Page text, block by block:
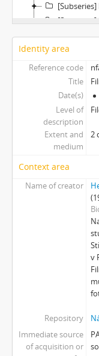
[Subseries]
[Subseries]
[Subseries]
[Subseries]
[Subseries]
[Subseries]
[Subseries]
[Subseries]
[Subseries]
[Subseries]
Identity area
Reference code
Title
Date(s)
Level of
description
Extent and
medium
2
Context area
Name of creator
v
Repository
Immediate source
of acquisition or